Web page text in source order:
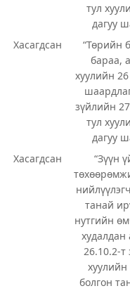
тул
дагуу
Хасагдсан
“Төрийн
бараа,
хуулийн
зүйлийн
тул
дагуу
Хасагдсан
“Зүүн
танай
нутгийн
худалдан
26.10.2-т
хуулийн
болгон